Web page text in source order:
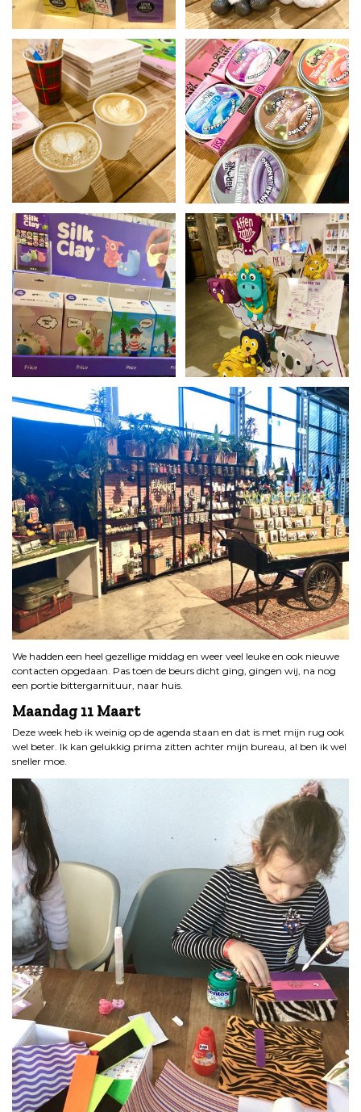
We hadden een heel gezellige middag en weer veel leuke en ook nieuwe
contacten opgedaan. Pas toen de beurs dicht ging, gingen wij, na nog
een portie bittergarnituur, naar huis.
Maandag 11 Maart
Deze week heb ik weinig op de agenda staan en dat is met mijn rug ook
wel beter. Ik kan gelukkig prima zitten achter mijn bureau, al ben ik wel
sneller moe.